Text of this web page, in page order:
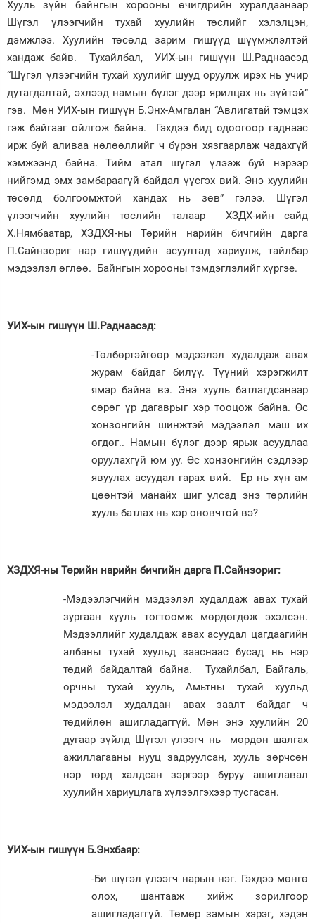
Зурхай
Хууль зүйн байнгын хорооны өчигдрийн хуралдаанаар
Шүгэл үлээгчийн тухай хуулийн төслийг хэлэлцэн,
дэмжлээ. Хуулийн төсөлд зарим гишүүд шүүмжлэлтэй
хандаж байв. Тухайлбал, УИХ-ын гишүүн Ш.Раднаасэд
“Шүгэл үлээгчийн тухай хуулийг шууд оруулж ирэх нь учир
дутагдалтай, эхлээд намын бүлэг дээр ярилцах нь зүйтэй”
гэв. Мөн УИХ-ын гишүүн Б.Энх-Амгалан “Авлигатай тэмцэх
гэж байгааг ойлгож байна. Гэхдээ бид одоогоор гаднаас
ирж буй аливаа нөлөөллийг ч бүрэн хязгаарлаж чадахгүй
хэмжээнд байна. Тийм атал шүгэл үлээж буй нэрээр
нийгэмд эмх замбараагүй байдал үүсгэх вий. Энэ хуулийн
төсөлд болгоомжтой хандах нь зөв” гэлээ. Шүгэл
үлээгчийн хуулийн төслийн талаар ХЗДХ-ийн сайд
Х.Нямбаатар, ХЗДХЯ-ны Төрийн нарийн бичгийн дарга
П.Сайнзориг нар гишүүдийн асуултад хариулж, тайлбар
мэдээлэл өглөө. Байнгын хорооны тэмдэглэлийг хүргэе.
УИХ-ын гишүүн Ш.Раднаасэд:
-Төлбөртэйгөөр мэдээлэл худалдаж авах
журам байдаг билүү. Түүний хэрэгжилт
ямар байна вэ. Энэ хууль батлагдсанаар
сөрөг үр дагаврыг хэр тооцож байна. Өс
хонзонгийн шинжтэй мэдээлэл маш их
өгдөг.. Намын бүлэг дээр ярьж асуудлаа
оруулахгүй юм уу. Өс хонзонгийн сэдлээр
явуулах асуудал гарах вий. Ер нь хүн ам
цөөнтэй манайх шиг улсад энэ төрлийн
хууль батлах нь хэр оновчтой вэ?
ХЗДХЯ-ны Төрийн нарийн бичгийн дарга П.Сайнзориг:
-Мэдээлэгчийн мэдээлэл худалдаж авах тухай
зургаан хууль тогтоомж мөрдөгдөж эхэлсэн.
Мэдээллийг худалдаж авах асуудал цагдаагийн
албаны тухай хуульд зааснаас бусад нь нэр
төдий байдалтай байна. Тухайлбал, Байгаль,
орчны тухай хууль, Амьтны тухай хуульд
мэдээлэл худалдан авах заалт байдаг ч
төдийлөн ашигладаггүй. Мөн энэ хуулийн 20
дугаар зүйлд Шүгэл үлээгч нь мөрдөн шалгах
ажиллагааны нууц задруулсан, хууль зөрчсөн
нэр төрд халдсан зэргээр буруу ашиглавал
хуулийн хариуцлага хүлээлгэхээр тусгасан.
УИХ-ын гишүүн Б.Энхбаяр:
-Би шүгэл үлээгч нарын нэг. Гэхдээ мөнгө
олох, шантааж хийж зорилгоор
ашигладаггүй. Төмөр замын хэрэг, хэдэн